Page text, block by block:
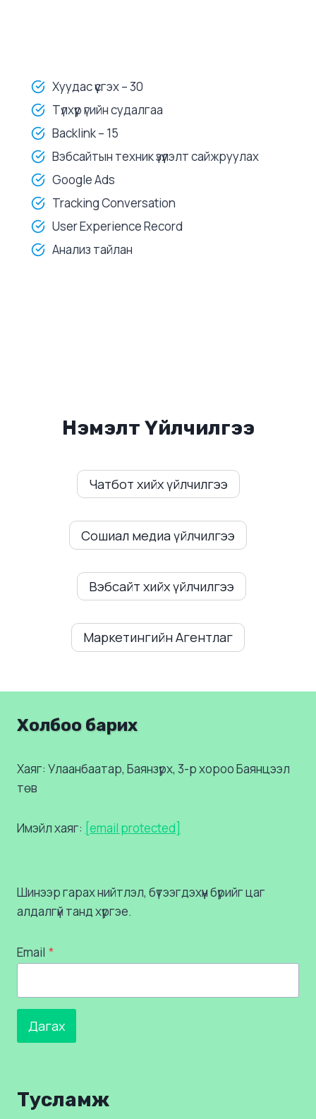
Хуудас үүсгэх – 30
Түлхүүр үгийн судалгаа
Backlink – 15
Вэбсайтын техник үзүүлэлт сайжруулах
Google Ads
Tracking Conversation
User Experience Record
Анализ тайлан
Нэмэлт Үйлчилгээ
Чатбот хийх үйлчилгээ
Сошиал медиа үйлчилгээ
Вэбсайт хийх үйлчилгээ
Маркетингийн Агентлаг
Холбоо барих
Хаяг: Улаанбаатар, Баянзүрх, 3-р хороо Баянцээл
төв
Имэйл хаяг: [email protected]
Шинээр гарах нийтлэл, бүтээгдэхүүн бүрийг цаг
алдалгүй танд хүргэе.
Email *
Дагах
Тусламж